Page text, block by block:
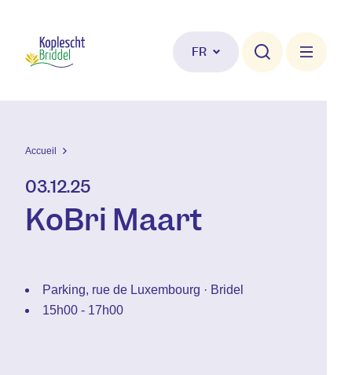
FR
Accueil
03.12.25
KoBri Maart
Parking, rue de Luxembourg · Bridel
15h00 - 17h00